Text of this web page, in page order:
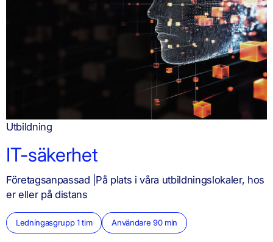
Utbildning
IT-säkerhet
Företagsanpassad |På plats i våra utbildningslokaler, hos
er eller på distans
Ledningasgrupp 1 tim Användare 90 min